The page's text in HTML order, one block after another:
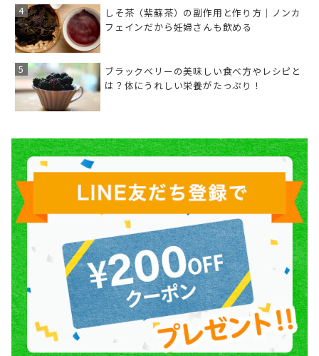
しそ茶（紫蘇茶）の副作用と作り方｜ノンカ
フェインだから妊婦さんも飲める
ブラックベリーの美味しい食べ方やレシピと
は？体にうれしい栄養がたっぷり！